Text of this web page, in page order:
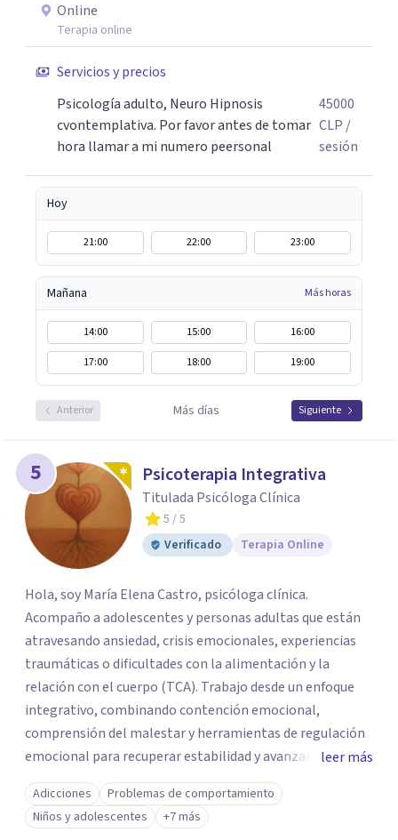
Online
Terapia online
Servicios y precios
Psicología adulto, Neuro Hipnosis
cvontemplativa. Por favor antes de tomar
hora llamar a mi numero peersonal
45000
CLP /
sesión
Hoy
21:00 22:00 23:00
Mañana Más horas
14:00 15:00
16:00
17:00
18:00 19:00
Anterior Más días Siguiente
5 Psicoterapia Integrativa
Titulada Psicóloga Clínica
5 / 5
Verificado
Terapia Online
Hola, soy María Elena Castro, psicóloga clínica.
Acompaño a adolescentes y personas adultas que están
atravesando ansiedad, crisis emocionales, experiencias
traumáticas o dificultades con la alimentación y la
relación con el cuerpo (TCA). Trabajo desde un enfoque
integrativo, combinando contención emocional,
comprensión del malestar y herramientas de regulación
emocional para recuperar estabilidad y avanzar con
mayor claridad. Tengo experiencia en intervención en
crisis y evaluación de riesgo cuando corresponde,
cuidando siempre un encuadre seguro, respetuoso y a tu
leer más
Adicciones
Problemas de comportamiento
Niños y adolescentes
+7 más